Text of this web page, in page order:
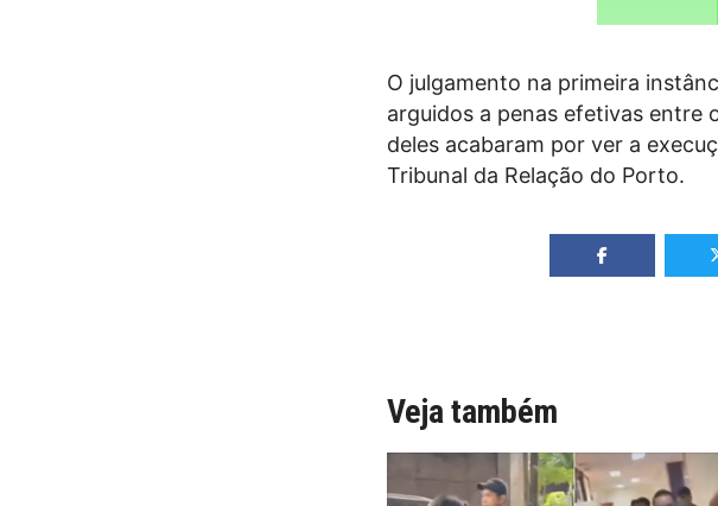
O julgamento na primeira
arguidos a penas efetivas entre
deles acabaram por ver a
Tribunal da Relação do Porto.
Veja também